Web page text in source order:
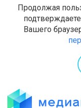
Продолжая
Вашего